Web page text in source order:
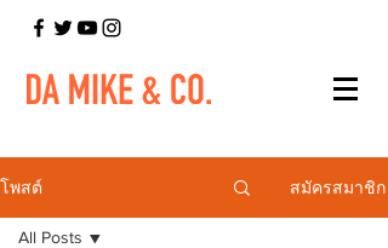
โพสต์ สมัครสมาชิก
All Posts